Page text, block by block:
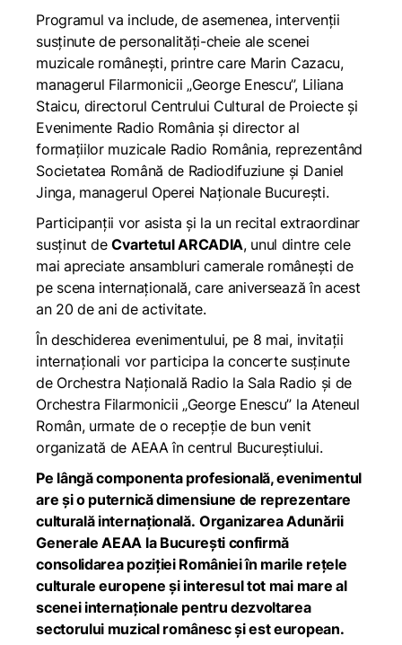
Programul va include, de asemenea, intervenții
susținute de personalități-cheie ale scenei
muzicale românești, printre care Marin Cazacu,
managerul Filarmonicii „George Enescu”, Liliana
Staicu, directorul Centrului Cultural de Proiecte și
Evenimente Radio România și director al
formațiilor muzicale Radio România, reprezentând
Societatea Română de Radiodifuziune și Daniel
Jinga, managerul Operei Naționale București.
Participanții vor asista și la un recital extraordinar
susținut deCvartetul ARCADIA, unul dintre cele
mai apreciate ansambluri camerale românești de
pe scena internațională, care aniversează în acest
an 20 de ani de activitate.
În deschiderea evenimentului, pe 8 mai, invitații
internaționali vor participa la concerte susținute
de Orchestra Națională Radio la Sala Radio și de
Orchestra Filarmonicii „George Enescu” la Ateneul
Român, urmate de o recepție de bun venit
organizată de AEAA în centrul Bucureștiului.
Pe lângă componenta profesională, evenimentul
are și o puternică dimensiune de reprezentare
culturală internațională. Organizarea Adunării
Generale AEAA la București confirmă
consolidarea poziției României în marile rețele
culturale europene și interesul tot mai mare al
scenei internaționale pentru dezvoltarea
sectorului muzical românesc și est european.